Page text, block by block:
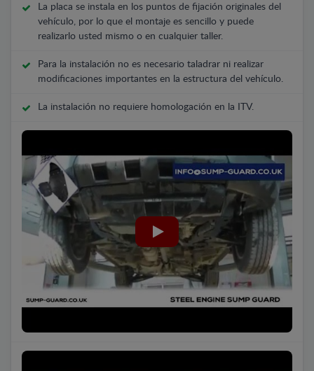
La placa se instala en los puntos de fijación originales del
vehículo, por lo que el montaje es sencillo y puede
realizarlo usted mismo o en cualquier taller.
Para la instalación no es necesario taladrar ni realizar
modificaciones importantes en la estructura del vehículo.
La instalación no requiere homologación en la ITV.